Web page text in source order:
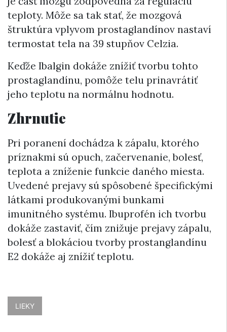
teploty. Môže sa tak stať, že mozgová
štruktúra vplyvom prostaglandínov nastaví
termostat tela na 39 stupňov Celzia.
Keďže Ibalgin dokáže znížiť tvorbu tohto
prostaglandínu, pomôže telu prinavrátiť
jeho teplotu na normálnu hodnotu.
Zhrnutie
Pri poranení dochádza k zápalu, ktorého
príznakmi sú opuch, začervenanie, bolesť,
teplota a zníženie funkcie daného miesta.
Uvedené prejavy sú spôsobené špecifickými
látkami produkovanými bunkami
imunitného systému. Ibuprofén ich tvorbu
dokáže zastaviť, čím znižuje prejavy zápalu,
bolesť a blokáciou tvorby prostanglandínu
E2 dokáže aj znížiť teplotu.
LIEKY